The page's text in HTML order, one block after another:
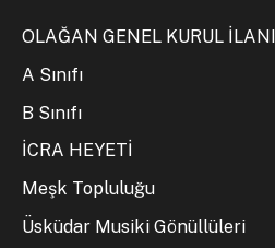
OLAĞAN GENEL KURUL İLANI
A Sınıfı
B Sınıfı
İCRA HEYETİ
Meşk Topluluğu
Üsküdar Musiki Gönüllüleri